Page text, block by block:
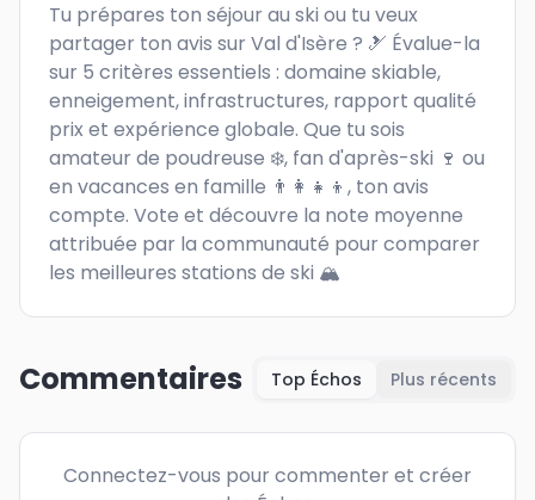
Tu prépares ton séjour au ski ou tu veux
partager ton avis sur Val d'Isère ? 🎿 Évalue-la
sur 5 critères essentiels : domaine skiable,
enneigement, infrastructures, rapport qualité
prix et expérience globale. Que tu sois
amateur de poudreuse ❄️, fan d'après-ski 🍷 ou
en vacances en famille 👨‍👩‍👧‍👦, ton avis
compte. Vote et découvre la note moyenne
attribuée par la communauté pour comparer
les meilleures stations de ski 🏔️
Commentaires Top Échos Plus récents
Connectez-vous pour commenter et créer